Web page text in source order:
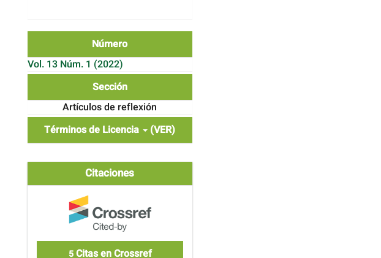
Número
Vol. 13 Núm. 1 (2022)
Sección
Artículos de reflexión
Términos de Licencia
(VER)
Citaciones
5Citas en Crossref